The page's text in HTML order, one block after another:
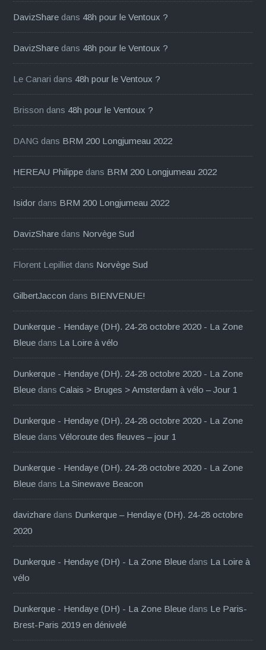
DavizShare dans 48h pour le Ventoux ?
DavizShare dans 48h pour le Ventoux ?
Le Canari dans 48h pour le Ventoux ?
Brisson dans 48h pour le Ventoux ?
DANG dans BRM 200 Longjumeau 2022
HEREAU Philippe dans BRM 200 Longjumeau 2022
Isidor dans BRM 200 Longjumeau 2022
DavizShare dans Norvège Sud
Florent Lepilliet dans Norvège Sud
GilbertJaccon dans BIENVENUE!
Dunkerque - Hendaye (DH). 24-28 octobre 2020 - La Zone
Bleue dans La Loire à vélo
Dunkerque - Hendaye (DH). 24-28 octobre 2020 - La Zone
Bleue dansCalais > Bruges > Amsterdam à vélo – Jour 1
Dunkerque - Hendaye (DH). 24-28 octobre 2020 - La Zone
Bleue dansVéloroute des fleuves – jour 1
Dunkerque - Hendaye (DH). 24-28 octobre 2020 - La Zone
Bleue dans La Sinewave Beacon
davizhare dans Dunkerque – Hendaye (DH). 24-28 octobre
2020
Dunkerque - Hendaye (DH) - La Zone Bleue dans La Loire à
vélo
Dunkerque - Hendaye (DH) - La Zone Bleue dans Le Paris-
Brest-Paris 2019 en dénivelé